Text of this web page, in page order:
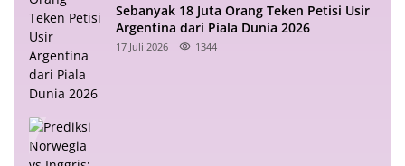
Sebanyak 18 Juta Orang Teken Petisi Usir
Argentina dari Piala Dunia 2026
17 Juli 2026 1344